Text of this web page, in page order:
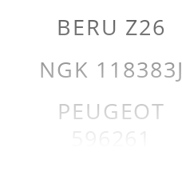
BERU Z26
NGK 118383J
PEUGEOT